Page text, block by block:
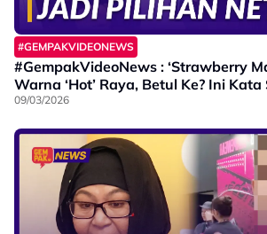
#GEMPAKVIDEONEWS
#GempakVideoNews : ‘Strawberry
Warna ‘Hot’ Raya, Betul Ke? Ini Kata
09/03/2026